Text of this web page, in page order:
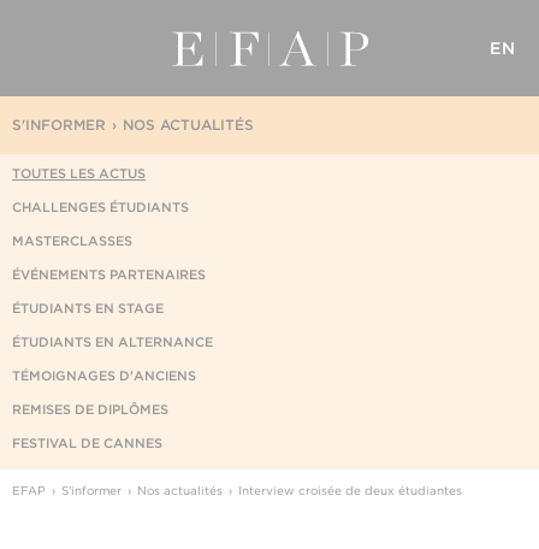
EN
NOS ACTUALITÉS
S'INFORMER
TOUTES LES ACTUS
CHALLENGES ÉTUDIANTS
MASTERCLASSES
ÉVÉNEMENTS PARTENAIRES
ÉTUDIANTS EN STAGE
ÉTUDIANTS EN ALTERNANCE
TÉMOIGNAGES D'ANCIENS
REMISES DE DIPLÔMES
FESTIVAL DE CANNES
EFAP S'informer Nos actualités Interview croisée de deux étudiantes